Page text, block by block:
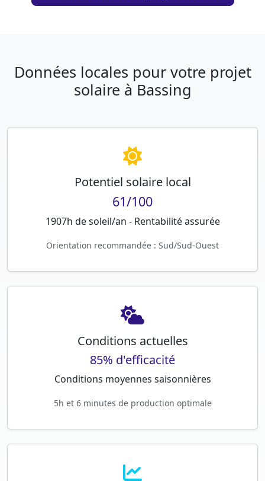
Données locales pour votre projet
solaire à Bassing
Potentiel solaire local
61/100
1907h de soleil/an - Rentabilité assurée
Orientation recommandée : Sud/Sud-Ouest
Conditions actuelles
85% d'efficacité
Conditions moyennes saisonnières
5h et 6 minutes de production optimale